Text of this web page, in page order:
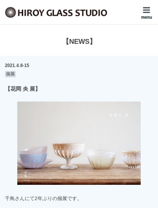
【NEWS】
2021.4.8-15
個展
【花岡 央 展】
千鳥さんにて2年ぶりの個展です。